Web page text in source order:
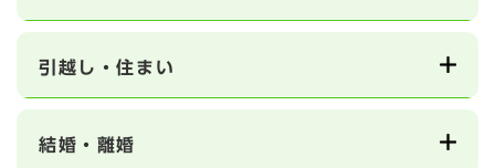
引越し・住まい
結婚・離婚